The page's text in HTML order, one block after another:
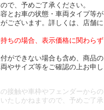
で、予めご了承ください。
とお車の状態・車両タイプ等が
ございます。詳しくは、店舗に
ちの場合、表示価格に関わらず
ができない場合も含め、商品の
やサイズ等をご確認の上お申し
接触や車枠やフェンダーからの
たしかねますので、予めご了承